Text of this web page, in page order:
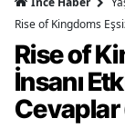
Rise of Kingdoms
Rise of
İnsanı
Cevaplar